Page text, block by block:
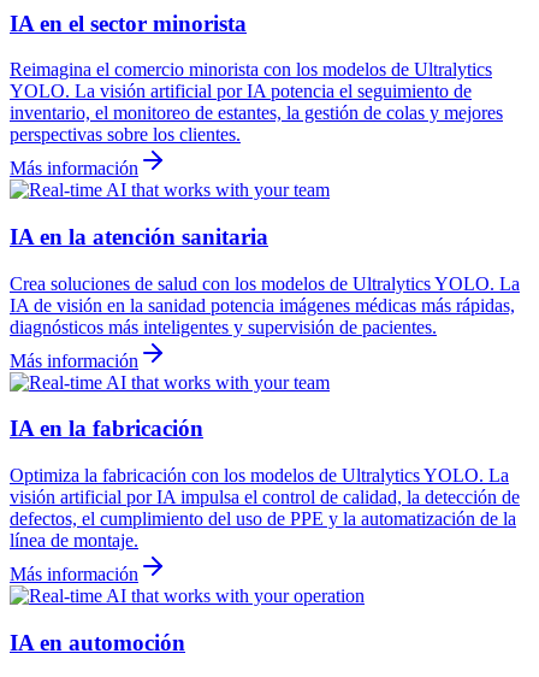
IA en el sector minorista
Reimagina el comercio minorista con los modelos de Ultralytics
YOLO. La visión artificial por IA potencia el seguimiento de
inventario, el monitoreo de estantes, la gestión de colas y mejores
perspectivas sobre los clientes.
Más información
IA en la atención sanitaria
Crea soluciones de salud con los modelos de Ultralytics YOLO. La
IA de visión en la sanidad potencia imágenes médicas más rápidas,
diagnósticos más inteligentes y supervisión de pacientes.
Más información
IA en la fabricación
Optimiza la fabricación con los modelos de Ultralytics YOLO. La
visión artificial por IA impulsa el control de calidad, la detección de
defectos, el cumplimiento del uso de PPE y la automatización de la
línea de montaje.
Más información
IA en automoción